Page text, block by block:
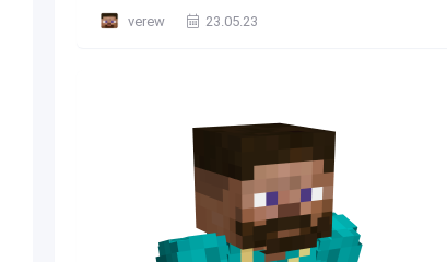
verew 23.05.23